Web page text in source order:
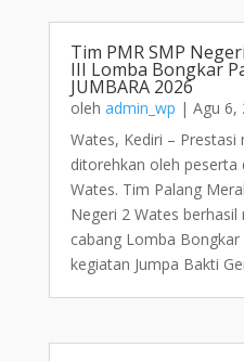
Tim PMR SMP
III Lomba Bongkar
JUMBARA 2026
oleh admin_wp | Agu 6,
Wates, Kediri –
ditorehkan oleh peserta
Wates. Tim Palang
Negeri 2 Wates berhasil
cabang Lomba
kegiatan Jumpa Bakti